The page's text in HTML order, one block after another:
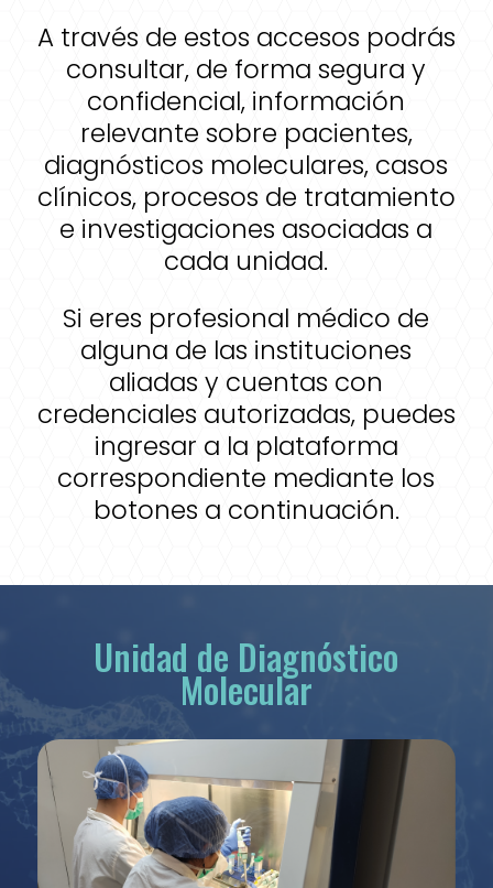
A través de estos accesos podrás
consultar, de forma segura y
confidencial, información
relevante sobre pacientes,
diagnósticos moleculares, casos
clínicos, procesos de tratamiento
e investigaciones asociadas a
cada unidad.
Si eres profesional médico de
alguna de las instituciones
aliadas y cuentas con
credenciales autorizadas, puedes
ingresar a la plataforma
correspondiente mediante los
botones a continuación.
Unidad de Diagnóstico
Molecular